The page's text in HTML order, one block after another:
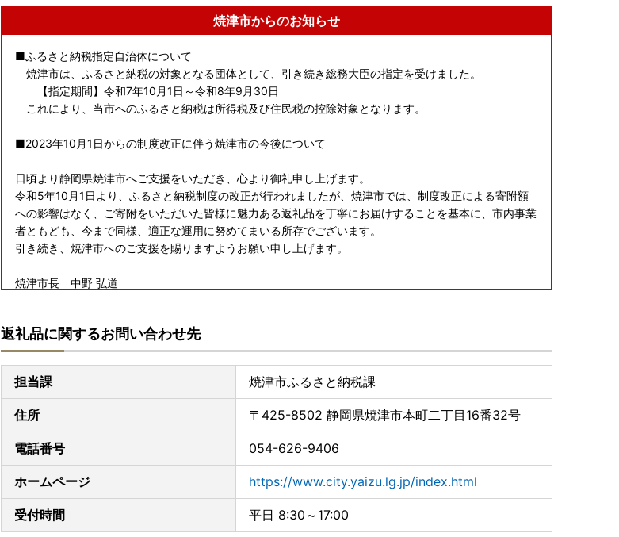
焼津市からのお知らせ
■ふるさと納税指定自治体について
焼津市は、ふるさと納税の対象となる団体として、引き続き総務大臣の指定を受けました。
【指定期間】令和7年10月1日～令和8年9月30日
これにより、当市へのふるさと納税は所得税及び住民税の控除対象となります。
■2023年10月1日からの制度改正に伴う焼津市の今後について
日頃より静岡県焼津市へご支援をいただき、心より御礼申し上げます。
令和5年10月1日より、ふるさと納税制度の改正が行われましたが、焼津市では、制度改正による寄附額
への影響はなく、ご寄附をいただいた皆様に魅力ある返礼品を丁寧にお届けすることを基本に、市内事業
者ともども、今まで同様、適正な運用に努めてまいる所存でございます。
引き続き、焼津市へのご支援を賜りますようお願い申し上げます。
焼津市長 中野 弘道
ふるさと納税をいただいた皆様のご負担を軽減するために、焼津市ではスマートフォンのみで完結できる
アプリ「IAM」が誕生いたしました。
※申請には「マイナンバーカード」が必要です
※App Store もしくは Google Play から「IAM（アイアム）」アプリのダウンロードが必要です
■天候状況や宅配業者の休業・営業時間短縮等にともなう影響について
積雪等の天候状況や、年末年始における宅配業者の休業・営業時間短縮等の影響により、お礼品の配送に
遅れが発生する可能性があります。
上記の事情によりお礼品の到着が遅延となる場合は、ご容赦ください。
■お礼品配送の遅れについて
返礼品に関するお問い合わせ先
担当課 焼津市ふるさと納税課
住所 〒425-8502 静岡県焼津市本町二丁目16番32号
電話番号 054-626-9406
ホームページ https://www.city.yaizu.lg.jp/index.html
受付時間 平日 8:30～17:00